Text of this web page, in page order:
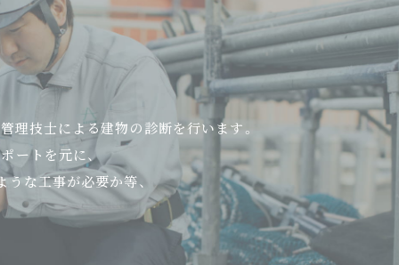
理技士による建物の診断を行います。
ートを元に、
うな工事が必要か等、